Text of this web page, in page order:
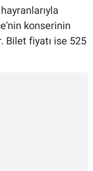
konserinin
Bilet fiyatı ise 525